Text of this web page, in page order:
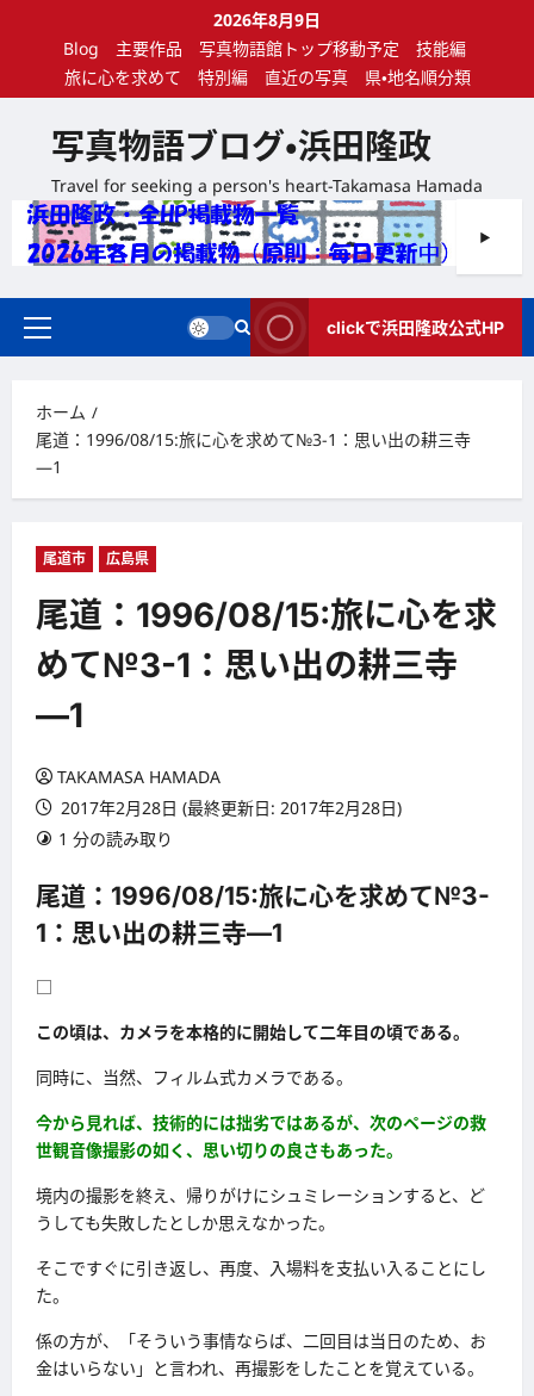
ス
2026年8月9日
Blog
主要作品 写真物語館トップ移動予定
技能編
旅に心を求めて
特別編 直近の写真 県・地名順分類
写真物語ブログ・浜田隆政
Travel for seeking a person's heart-Takamasa Hamada
メ
メ
ニ
ュ
ー
clickで浜田隆政公式HP
ホーム
尾道：1996/08/15:旅に心を求めて№3-1：思い出の耕三寺
―1
尾道市 広島県
尾道：1996/08/15:旅に心を求
めて№3-1：思い出の耕三寺
―1
TAKAMASA HAMADA
2017年2月28日 (最終更新日: 2017年2月28日)
1 分の読み取り
尾道：1996/08/15:旅に心を求めて№3-
1：思い出の耕三寺―1
□
この頃は、カメラを本格的に開始して二年目の頃である。
同時に、当然、フィルム式カメラである。
今から見れば、技術的には拙劣ではあるが、次のページの救
世観音像撮影の如く、思い切りの良さもあった。
境内の撮影を終え、帰りがけにシュミレーションすると、ど
うしても失敗したとしか思えなかった。
そこですぐに引き返し、再度、入場料を支払い入ることにし
た。
係の方が、「そういう事情ならば、二回目は当日のため、お
金はいらない」と言われ、再撮影をしたことを覚えている。